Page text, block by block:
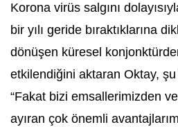
Korona virüs salgını
bir yılı geride bıraktıklarına
dönüşen küresel
etkilendiğini aktaran Oktay,
“Fakat bizi emsallerimizden
ayıran çok önemli